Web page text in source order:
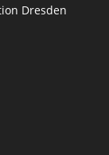
Dresden